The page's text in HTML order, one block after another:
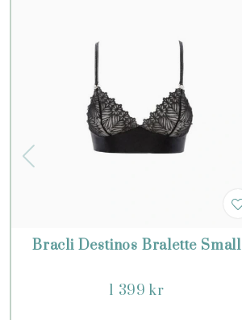
Bracli Destinos Bralette Small
1 399 kr